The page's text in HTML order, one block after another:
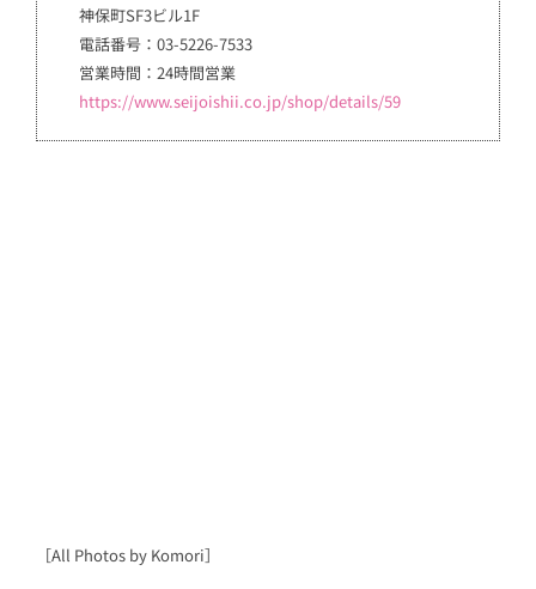
神保町SF3ビル1F
電話番号：03-5226-7533
営業時間：24時間営業
https://www.seijoishii.co.jp/shop/details/59
［All Photos by Komori］